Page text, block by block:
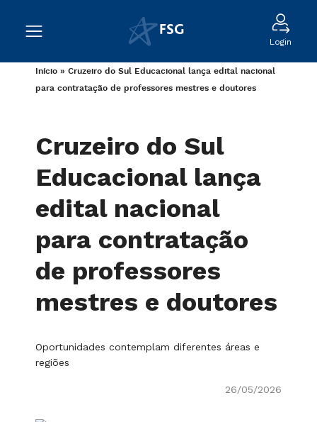
Login
Início » Cruzeiro do Sul Educacional lança edital nacional
para contratação de professores mestres e doutores
Cruzeiro do Sul
Educacional lança
edital nacional
para contratação
de professores
mestres e doutores
Oportunidades contemplam diferentes áreas e
regiões
26/05/2026